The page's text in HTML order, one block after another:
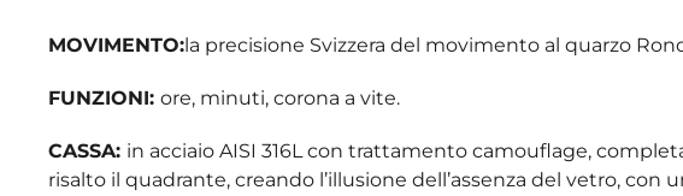
MOVIMENTO:la precisione Svizzera del movimento al quarzo
FUNZIONI: ore, minuti, corona a vite.
CASSA: in acciaio AISI 316L con trattamento camouflage,
risalto il quadrante, creando l’illusione dell’assenza del vetro,